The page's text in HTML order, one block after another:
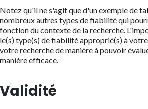
Notez qu'il ne s'agit que d'un exemple de
nombreux autres types de fiabilité qui
fonction du contexte de la recherche.
le(s) type(s) de fiabilité approprié(s) à
votre recherche de manière à pouvoir
manière efficace.
Validité